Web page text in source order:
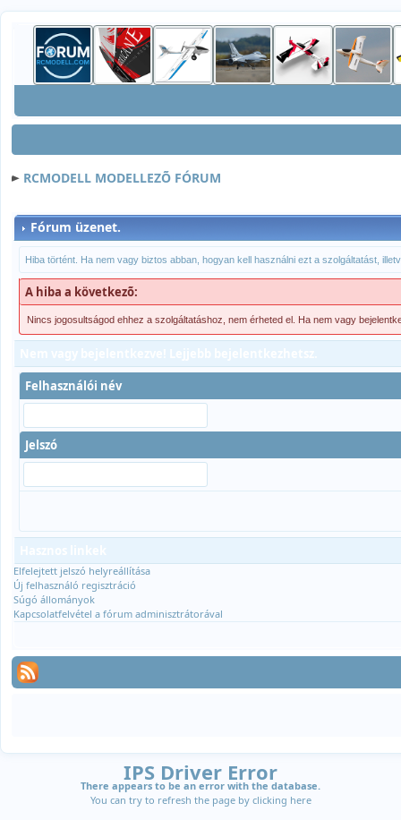
RCMODELL MODELLEZÕ FÓRUM
Fórum üzenet.
Hiba történt. Ha nem vagy biztos abban, hogyan kell használni ezt a szolgáltatást,
A hiba a következõ:
Nincs jogosultságod ehhez a szolgáltatáshoz, nem érheted el. Ha nem vagy
Felhasználói név
Jelszó
Elfelejtett jelszó helyreállítása
Új felhasználó regisztráció
Súgó állományok
Kapcsolatfelvétel a fórum adminisztrátorával
IPS Driver Error
There appears to be an error with the database.
You can try to refresh the page by clicking here